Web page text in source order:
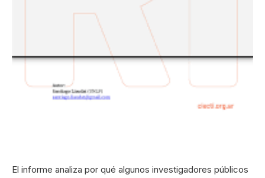
El informe analiza por qué algunos investigadores públicos